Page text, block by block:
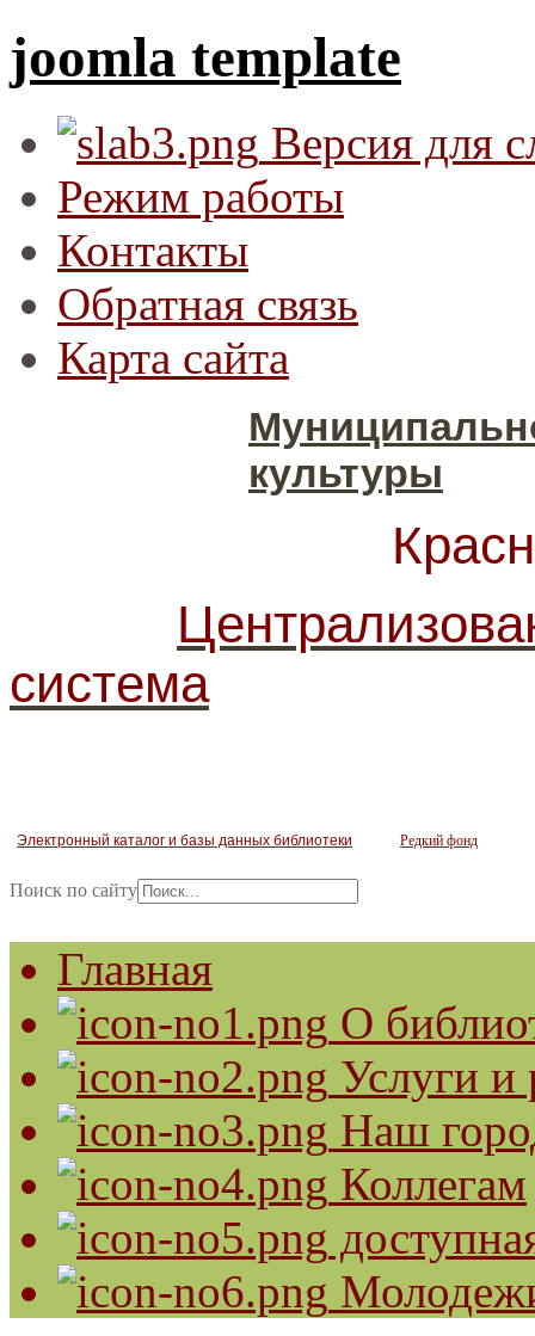
joomla template
Версия для
Режим работы
Контакты
Обратная связь
Карта сайта
культуры
система
Электронный каталог и базы данных библиотеки Редкий фонд
Поиск по сайту
Главная
О
Услуги и
Наш
Коллегам